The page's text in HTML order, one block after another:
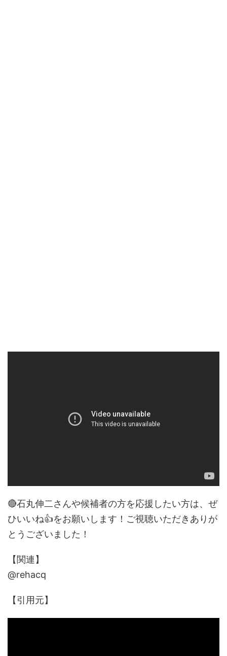
🔴石丸伸二さんや候補者の方を応援したい方は、ぜ
ひいいね👍をお願いします！ご視聴いただきありが
とうございました！
【関連】
@rehacq
【引用元】